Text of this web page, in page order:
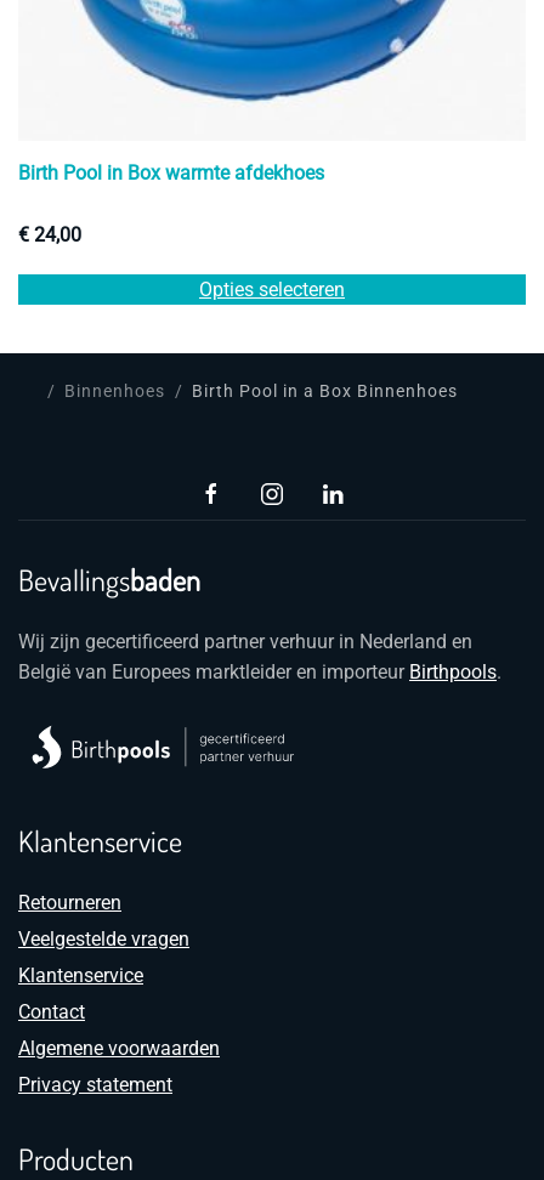
Birth Pool in Box warmte afdekhoes
€ 24,00
Opties selecteren
Binnenhoes Birth Pool in a Box Binnenhoes
Bevallingsbaden
Wij zijn gecertificeerd partner verhuur in Nederland en
België van Europees marktleider en importeur Birthpools.
Klantenservice
Retourneren
Veelgestelde vragen
Klantenservice
Contact
Algemene voorwaarden
Privacy statement
Producten